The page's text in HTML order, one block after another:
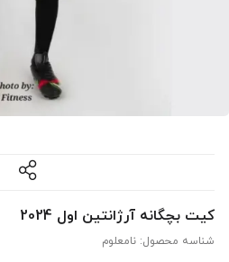
کیت بچگانه آرژانتین اول 2024
شناسه محصول: نامعلوم